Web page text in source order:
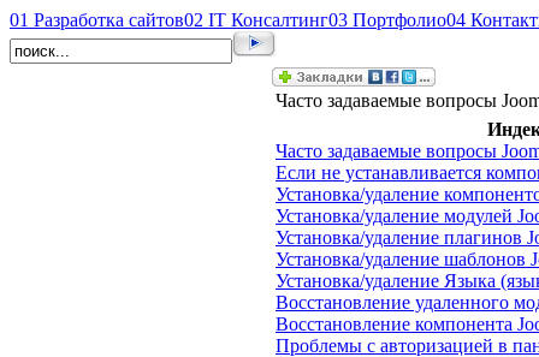
01 Разработка сайтов02 IT Консалтинг03 Портфолио04
Часто задаваемые вопросы
Часто задаваемые вопросы
Если не устанавливается
Установка/удаление
Установка/удаление модулей
Установка/удаление плагинов
Установка/удаление шаблонов
Установка/удаление Языка
Восстановление удаленного
Восстановление компонента
Проблемы с авторизацией в